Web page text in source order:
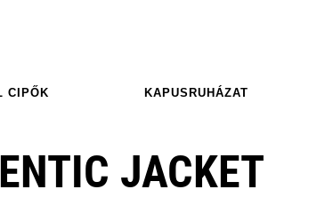
CIPŐK KAPUSRUHÁZAT
JACKET